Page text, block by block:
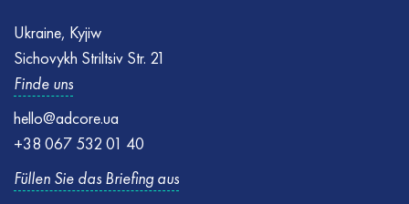
Ukraine, Kyjiw
Sichovykh Striltsiv Str. 21
Finde uns
hello@adcore.ua
+38 067 532 01 40
Füllen Sie das Briefing aus